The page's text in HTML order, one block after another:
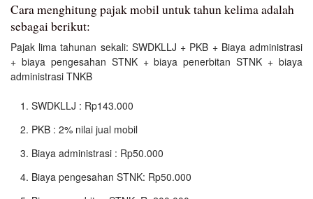
Cara menghitung pajak mobil untuk tahun kelima adalah
sebagai berikut:
Pajak lima tahunan sekali: SWDKLLJ + PKB + Biaya administrasi
+ biaya pengesahan STNK + biaya penerbitan STNK + biaya
administrasi TNKB
SWDKLLJ : Rp143.000
PKB : 2% nilai jual mobil
Biaya administrasi : Rp50.000
Biaya pengesahan STNK: Rp50.000